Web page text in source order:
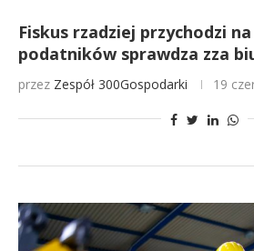
Fiskus rzadziej przychodzi
podatników sprawdza zza
przez Zespół 300Gospodarki 19